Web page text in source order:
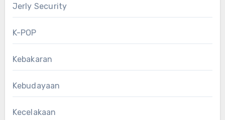
Jerly Security
K-POP
Kebakaran
Kebudayaan
Kecelakaan